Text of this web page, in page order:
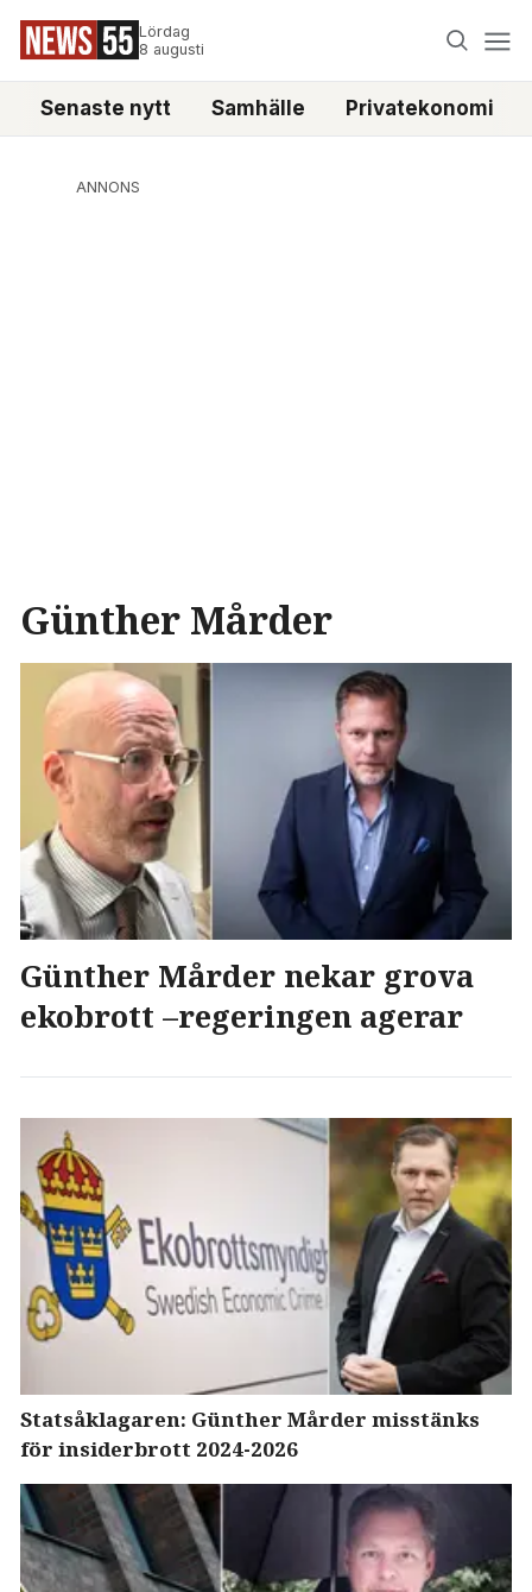
Lördag
8 augusti
Senaste nytt Samhälle Privatekonomi
ANNONS
Günther Mårder
Günther Mårder nekar grova
ekobrott –regeringen agerar
Statsåklagaren: Günther Mårder misstänks
för insiderbrott 2024-2026